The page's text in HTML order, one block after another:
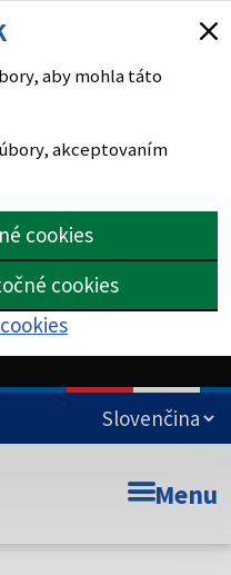
aby mohla táto
akceptovaním
cookies
cookies
Menu